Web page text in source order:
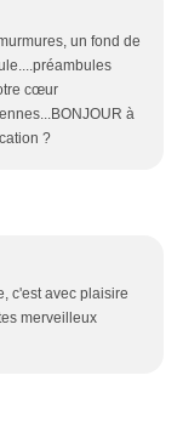
un fond de
cœur
à
?
c'est avec plaisire
merveilleux